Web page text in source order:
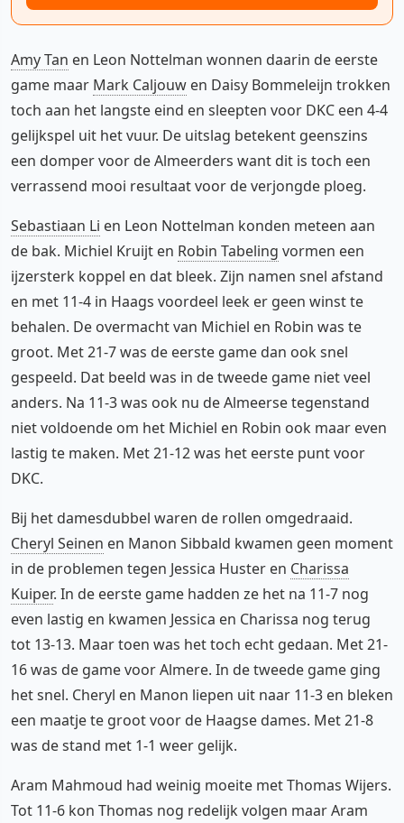
Amy Tan en Leon Nottelman wonnen daarin de eerste
game maar Mark Caljouw en Daisy Bommeleijn trokken
toch aan het langste eind en sleepten voor DKC een 4-4
gelijkspel uit het vuur. De uitslag betekent geenszins
een domper voor de Almeerders want dit is toch een
verrassend mooi resultaat voor de verjongde ploeg.
Sebastiaan Li en Leon Nottelman konden meteen aan
de bak. Michiel Kruijt en Robin Tabeling vormen een
ijzersterk koppel en dat bleek. Zijn namen snel afstand
en met 11-4 in Haags voordeel leek er geen winst te
behalen. De overmacht van Michiel en Robin was te
groot. Met 21-7 was de eerste game dan ook snel
gespeeld. Dat beeld was in de tweede game niet veel
anders. Na 11-3 was ook nu de Almeerse tegenstand
niet voldoende om het Michiel en Robin ook maar even
lastig te maken. Met 21-12 was het eerste punt voor
DKC.
Bij het damesdubbel waren de rollen omgedraaid.
Cheryl Seinen en Manon Sibbald kwamen geen moment
in de problemen tegen Jessica Huster en Charissa
Kuiper. In de eerste game hadden ze het na 11-7 nog
even lastig en kwamen Jessica en Charissa nog terug
tot 13-13. Maar toen was het toch echt gedaan. Met 21-
16 was de game voor Almere. In de tweede game ging
het snel. Cheryl en Manon liepen uit naar 11-3 en bleken
een maatje te groot voor de Haagse dames. Met 21-8
was de stand met 1-1 weer gelijk.
Aram Mahmoud had weinig moeite met Thomas Wijers.
Tot 11-6 kon Thomas nog redelijk volgen maar Aram